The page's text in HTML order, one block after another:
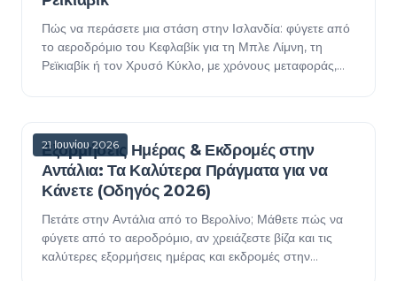
Πώς να περάσετε μια στάση στην Ισλανδία: φύγετε από
το αεροδρόμιο του Κεφλαβίκ για τη Μπλε Λίμνη, τη
Ρεϊκιαβίκ ή τον Χρυσό Κύκλο, με χρόνους μεταφοράς,
21 Ιουνίου 2026
Εξορμήσεις Ημέρας & Εκδρομές στην
Αντάλια: Τα Καλύτερα Πράγματα για να
Κάνετε (Οδηγός 2026)
Πετάτε στην Αντάλια από το Βερολίνο; Μάθετε πώς να
φύγετε από το αεροδρόμιο, αν χρειάζεστε βίζα και τις
καλύτερες εξορμήσεις ημέρας και εκδρομές στην